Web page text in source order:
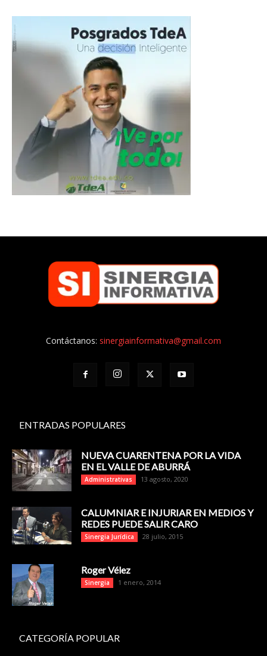
Contáctanos: sinergiainformativa@gmail.com
ENTRADAS POPULARES
NUEVA CUARENTENA POR LA VIDA
EN EL VALLE DE ABURRÁ
Administrativas 13 agosto, 2020
CALUMNIAR E INJURIAR EN MEDIOS Y
REDES PUEDE SALIR CARO
Sinergia Jurídica 28 julio, 2015
Roger Vélez
Sinergia 1 enero, 2014
CATEGORÍA POPULAR